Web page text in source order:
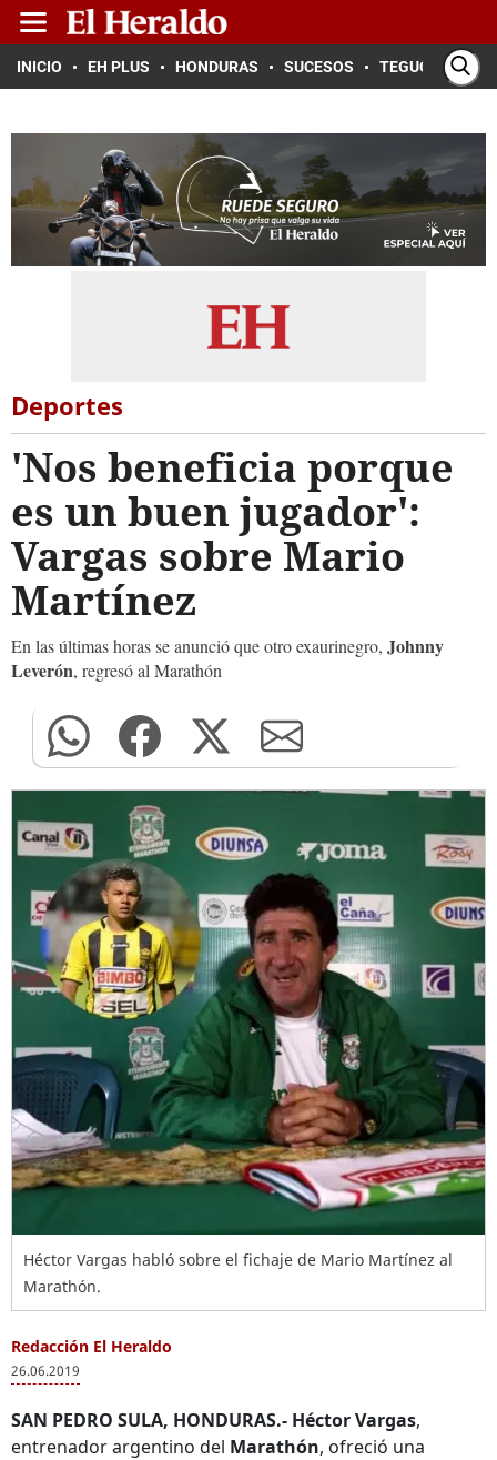
INICIO EH PLUS HONDURAS SUCESOS TEGUCIGALPA
Deportes
'Nos beneficia porque
es un buen jugador':
Vargas sobre Mario
Martínez
En las últimas horas se anunció que otro exaurinegro, Johnny
Leverón, regresó al Marathón
Héctor Vargas habló sobre el fichaje de Mario Martínez al
Marathón.
Redacción El Heraldo
26.06.2019
SAN PEDRO SULA, HONDURAS.- Héctor Vargas,
entrenador argentino del Marathón, ofreció una